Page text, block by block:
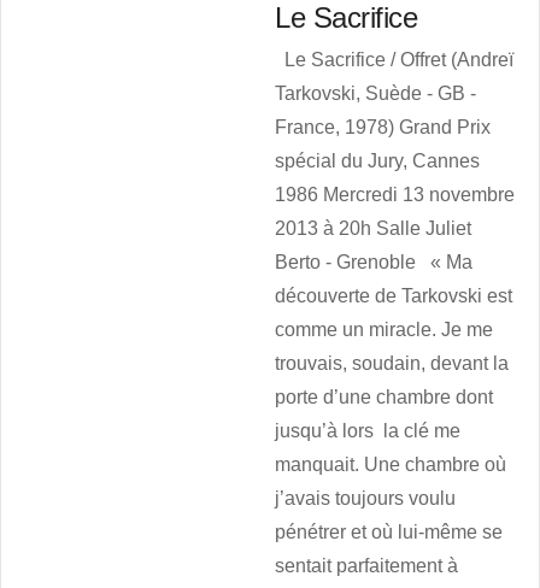
Le Sacrifice
Le Sacrifice / Offret (Andreï
Tarkovski, Suède - GB -
France, 1978) Grand Prix
spécial du Jury, Cannes
1986 Mercredi 13 novembre
2013 à 20h Salle Juliet
Berto - Grenoble « Ma
découverte de Tarkovski est
comme un miracle. Je me
trouvais, soudain, devant la
porte d’une chambre dont
jusqu’à lors la clé me
manquait. Une chambre où
j’avais toujours voulu
pénétrer et où lui-même se
sentait parfaitement à